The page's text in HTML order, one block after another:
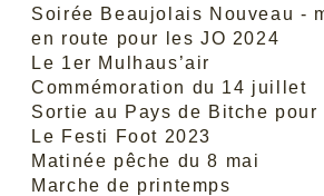
Soirée Beaujolais Nouveau -
en route pour les JO 2024
Le 1er Mulhaus’air
Commémoration du 14 juillet
Sortie au Pays de Bitche pour
Le Festi Foot 2023
Matinée pêche du 8 mai
Marche de printemps